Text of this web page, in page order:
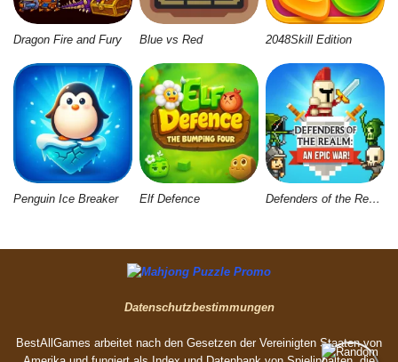
Dragon Fire and Fury Blue vs Red 2048Skill Edition
Penguin Ice Breaker Elf Defence Defenders of the Realm: An Epic War
Datenschutzbestimmungen
BestAllGames arbeitet nach den Gesetzen der Vereinigten Staaten von